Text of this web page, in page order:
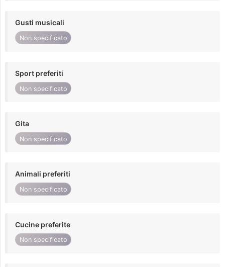
Gusti musicali
Non specificato
Sport preferiti
Non specificato
Gita
Non specificato
Animali preferiti
Non specificato
Cucine preferite
Non specificato